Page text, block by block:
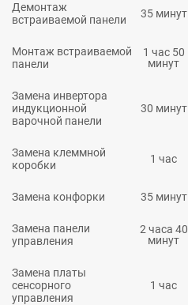
Демонтаж
встраиваемой панели
35 минут
Монтаж встраиваемой
панели
1 час 50
минут
Замена инвертора
индукционной
варочной панели
30 минут
Замена клеммной
коробки
1 час
Замена конфорки 35 минут
Замена панели
управления
2 часа 40
минут
Замена платы
сенсорного
управления
1 час